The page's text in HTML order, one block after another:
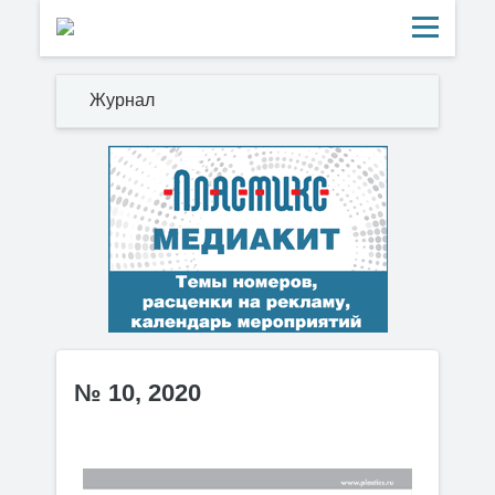
Журнал
№ 10, 2020